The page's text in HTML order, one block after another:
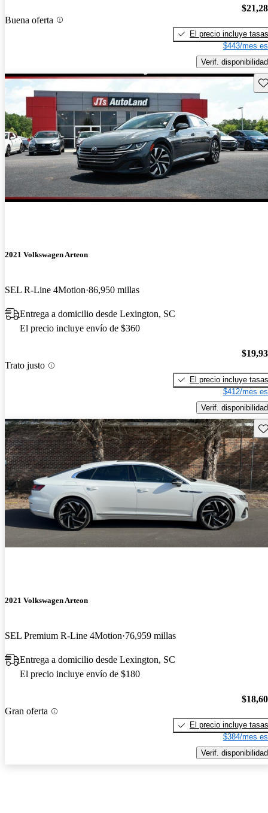
Buena oferta
El precio incluye tasas
$443/mes
Verif. disponibilidad
2021 Volkswagen Arteon
SEL R-Line 4Motion 86,950 millas
Entrega a domicilio desde Lexington, SC
El precio incluye envío de $360
Trato justo
El precio incluye tasas
$412/mes
Verif. disponibilidad
2021 Volkswagen Arteon
SEL Premium R-Line 4Motion 76,959 millas
Entrega a domicilio desde Lexington, SC
El precio incluye envío de $180
Gran oferta
El precio incluye tasas
$384/mes
Verif. disponibilidad